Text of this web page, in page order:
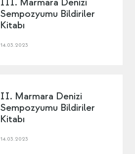
Sempozyumu Bildiriler
Kitabı
14.03.2023
II. Marmara Denizi
Sempozyumu Bildiriler
Kitabı
14.03.2023